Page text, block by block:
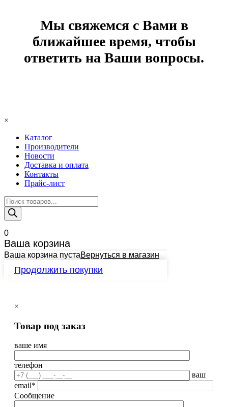
Мы свяжемся с Вами в
ближайшее время, чтобы
ответить на Ваши вопросы.
×
Каталог
Производители
Новости
Доставка и оплата
Контакты
Прайс-лист
Поиск
товаров
0
Ваша корзина
Ваша корзина пустаВернуться в магазин
Продолжить покупки
×
Товар под заказ
ваше имя
телефон
ваш
email*
Сообщение